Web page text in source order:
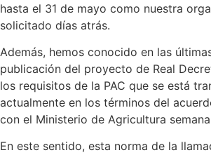
hasta el 31 de mayo como nuestra
solicitado días atrás.
Además, hemos conocido en las
publicación del proyecto de Real
los requisitos de la PAC que se está
actualmente en los términos del
con el Ministerio de Agricultura
En este sentido, esta norma de la